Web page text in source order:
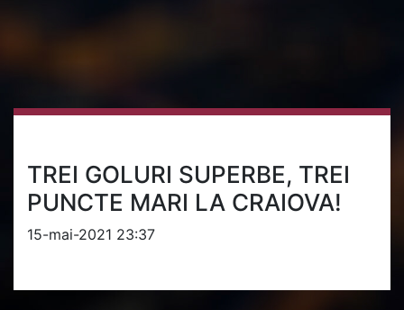
TREI GOLURI SUPERBE, TREI
PUNCTE MARI LA CRAIOVA!
15-mai-2021 23:37